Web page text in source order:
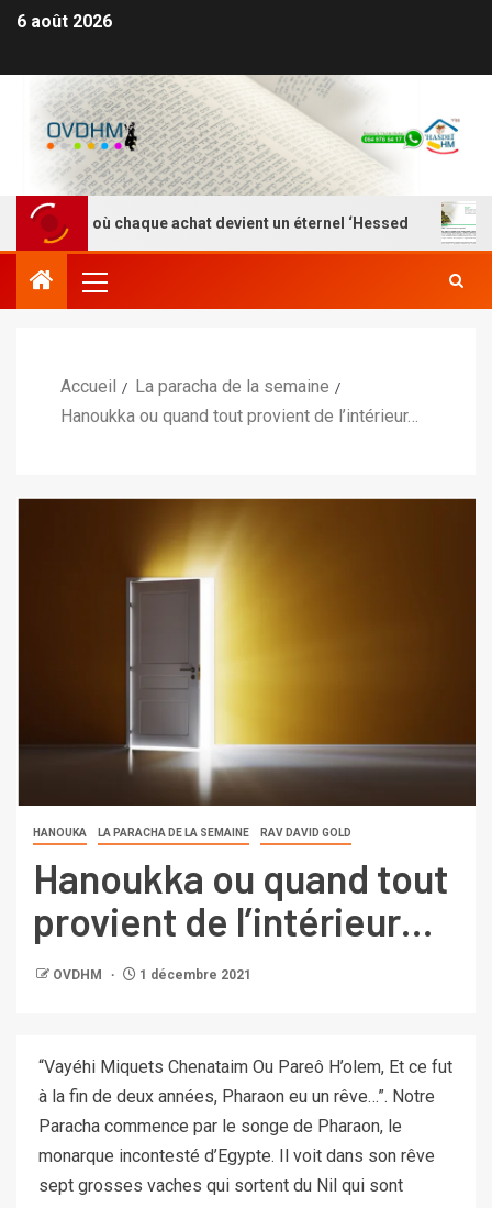
6 août 2026
– Là où chaque achat devient un éternel ‘Hessed
Accueil
La paracha de la semaine
Hanoukka ou quand tout provient de l’intérieur…
HANOUKA LA PARACHA DE LA SEMAINE RAV DAVID GOLD
Hanoukka ou quand tout
provient de l’intérieur…
OVDHM 1 décembre 2021
“Vayéhi Miquets Chenataim Ou Pareô H’olem, Et ce fut
à la fin de deux années, Pharaon eu un rêve…”. Notre
Paracha commence par le songe de Pharaon, le
monarque incontesté d’Egypte. Il voit dans son rêve
sept grosses vaches qui sortent du Nil qui sont